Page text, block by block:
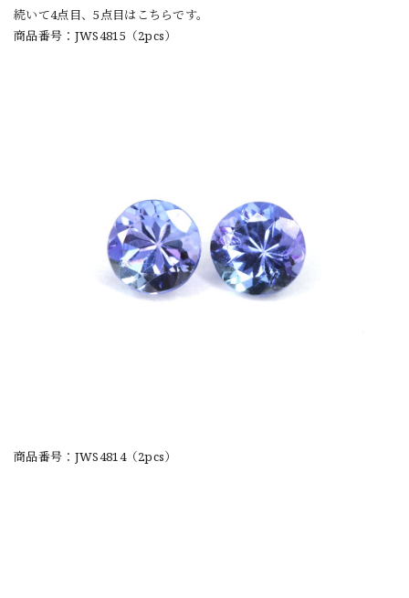
続いて4点目、5点目はこちらです。
商品番号：JWS4815（2pcs）
商品番号：JWS4814（2pcs）